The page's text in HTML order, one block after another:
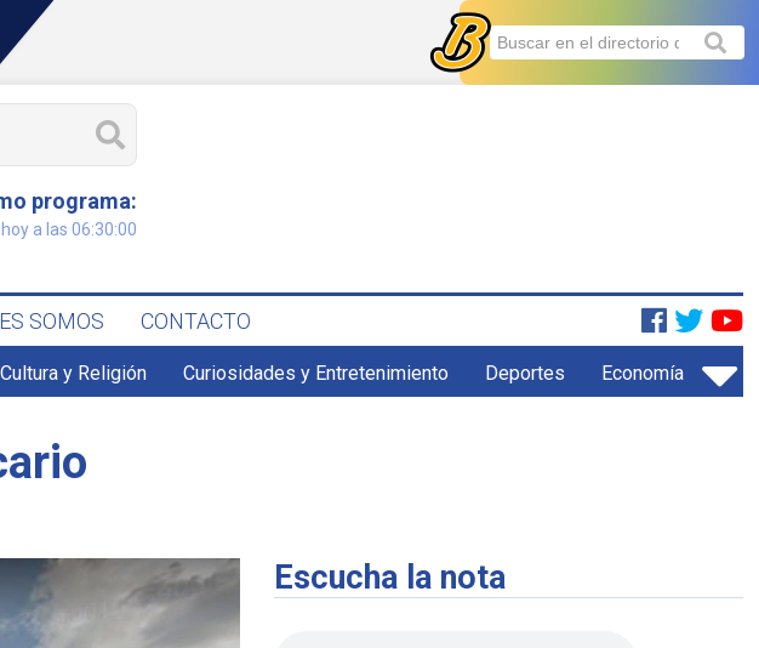
programa:
a las 06:30:00
SOMOS CONTACTO
Cultura y Religión Curiosidades y Entretenimiento Deportes Economía
Escucha la nota